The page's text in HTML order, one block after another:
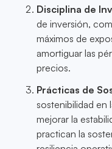
Disciplina de
de inversión,
máximos de
amortiguar las
precios.
Prácticas de
sostenibilidad en
mejorar la
practican la